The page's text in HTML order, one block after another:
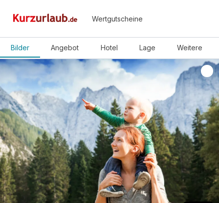
Wertgutscheine
Bilder Angebot Hotel Lage Weitere